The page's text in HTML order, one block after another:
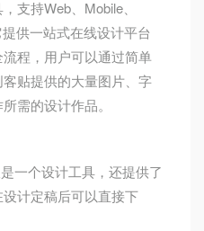
支持Web、Mobile、
供一站式在线设计平台
程，用户可以通过简单
贴提供的大量图片、字
需的设计作品。
一个设计工具，还提供了
计定稿后可以直接下